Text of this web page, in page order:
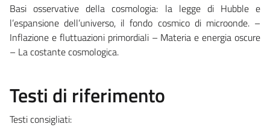
Basi osservative della cosmologia: la legge di Hubble e
l’espansione dell’universo, il fondo cosmico di microonde. –
Inflazione e fluttuazioni primordiali – Materia e energia oscure
– La costante cosmologica.
Testi di riferimento
Testi consigliati: